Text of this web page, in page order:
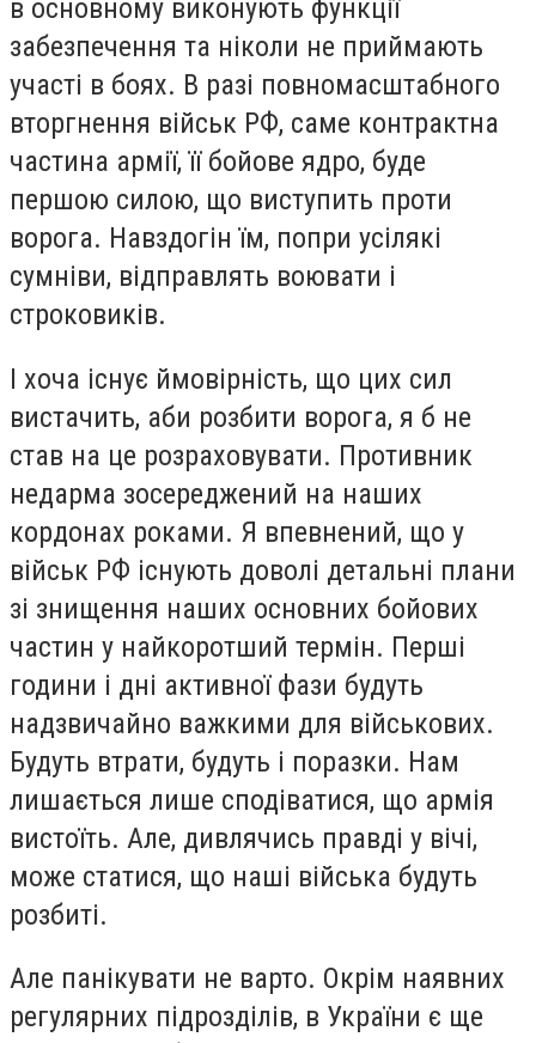
в основному виконують функції
забезпечення та ніколи не приймають
участі в боях. В разі повномасштабного
вторгнення військ РФ, саме контрактна
частина армії, її бойове ядро, буде
першою силою, що виступить проти
ворога. Навздогін їм, попри усілякі
сумніви, відправлять воювати і
строковиків.
І хоча існує ймовірність, що цих сил
вистачить, аби розбити ворога, я б не
став на це розраховувати. Противник
недарма зосереджений на наших
кордонах роками. Я впевнений, що у
військ РФ існують доволі детальні плани
зі знищення наших основних бойових
частин у найкоротший термін. Перші
години і дні активної фази будуть
надзвичайно важкими для військових.
Будуть втрати, будуть і поразки. Нам
лишається лише сподіватися, що армія
вистоїть. Але, дивлячись правді у вічі,
може статися, що наші війська будуть
розбиті.
Але панікувати не варто. Окрім наявних
регулярних підрозділів, в України є ще